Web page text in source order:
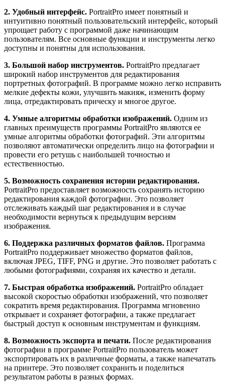
2. Удобный интерфейс. PortraitPro имеет понятный и
интуитивно понятный пользовательский интерфейс, который
упрощает работу с программой даже начинающим
пользователям. Все основные функции и инструменты легко
доступны и понятны для использования.
3. Большой набор инструментов. PortraitPro предлагает
широкий набор инструментов для редактирования
портретных фотографий. В программе можно легко исправить
мелкие дефекты кожи, улучшить макияж, изменить форму
лица, отредактировать прическу и многое другое.
4. Умные алгоритмы обработки изображений. Одним из
главных преимуществ программы PortraitPro являются ее
умные алгоритмы обработки фотографий. Эти алгоритмы
позволяют автоматически определить лицо на фотографии и
провести его ретушь с наибольшей точностью и
естественностью.
5. Возможность сохранения истории редактирования.
PortraitPro предоставляет возможность сохранять историю
редактирования каждой фотографии. Это позволяет
отслеживать каждый шаг редактирования и в случае
необходимости вернуться к предыдущим версиям
изображения.
6. Поддержка различных форматов файлов. Программа
PortraitPro поддерживает множество форматов файлов,
включая JPEG, TIFF, PNG и другие. Это позволяет работать с
любыми фотографиями, сохраняя их качество и детали.
7. Быстрая обработка изображений. PortraitPro обладает
высокой скоростью обработки изображений, что позволяет
сократить время редактирования. Программа мгновенно
открывает и сохраняет фотографии, а также предлагает
быстрый доступ к основным инструментам и функциям.
8. Возможность экспорта и печати. После редактирования
фотографии в программе PortraitPro пользователь может
экспортировать их в различные форматы, а также напечатать
на принтере. Это позволяет сохранить и поделиться
результатом работы в разных формах.